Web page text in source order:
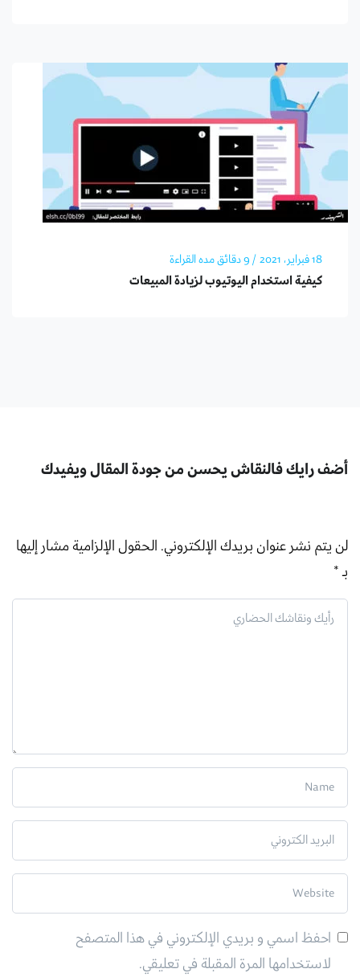
18 فبراير، 2021 / 9 دقائق مده القراءة
كيفية استخدام اليوتيوب لزيادة المبيعات
أضف رايك فالنقاش يحسن من جودة المقال ويفيدك
لن يتم نشر عنوان بريدك الإلكتروني. الحقول الإلزامية مشار إليها
بـ*
احفظ اسمي و بريدي الإلكتروني في هذا المتصفح
لاستخدامها المرة المقبلة في تعليقي.